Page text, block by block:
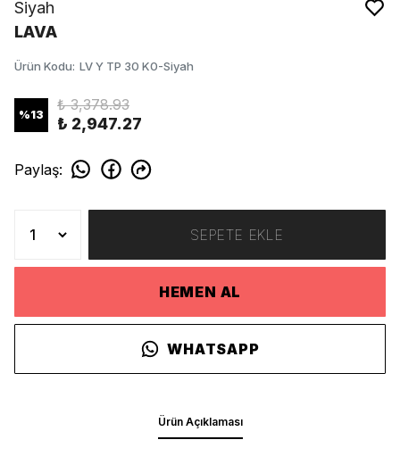
Siyah
LAVA
Ürün Kodu: LV Y TP 30 K0-Siyah
%13
₺ 3,378.93
₺ 2,947.27
Paylaş:
SEPETE EKLE
HEMEN AL
WHATSAPP
Ürün Açıklaması